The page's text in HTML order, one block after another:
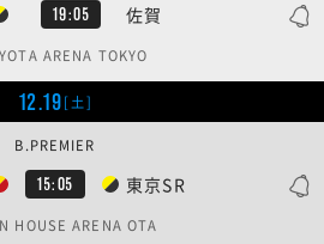
19:05 佐賀
ARENA TOKYO
12.19[土]
15:05 東京SR
B.PREMIER
HOUSE ARENA OTA